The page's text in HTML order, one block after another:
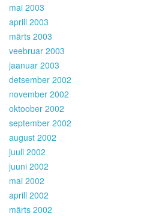
mai 2003
aprill 2003
märts 2003
veebruar 2003
jaanuar 2003
detsember 2002
november 2002
oktoober 2002
september 2002
august 2002
juuli 2002
juuni 2002
mai 2002
aprill 2002
märts 2002